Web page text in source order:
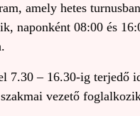
amely hetes
naponként 08:00 és
7.30 – 16.30-ig terjedő
vezető